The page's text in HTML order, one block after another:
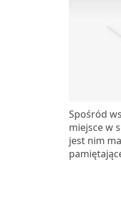
Spośród
miejsce w
jest nim